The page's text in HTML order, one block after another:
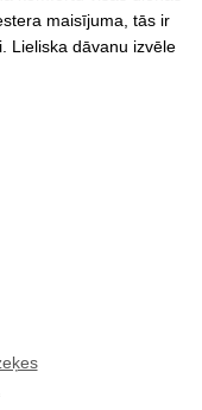
maisījuma, tās ir
Lieliska dāvanu izvēle